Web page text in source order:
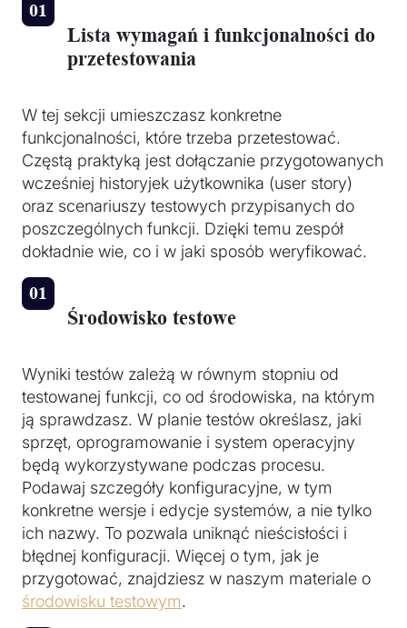
Lista wymagań i funkcjonalności do
przetestowania
W tej sekcji umieszczasz konkretne
funkcjonalności, które trzeba przetestować.
Częstą praktyką jest dołączanie przygotowanych
wcześniej historyjek użytkownika (user story)
oraz scenariuszy testowych przypisanych do
poszczególnych funkcji. Dzięki temu zespół
dokładnie wie, co i w jaki sposób weryfikować.
Środowisko testowe
Wyniki testów zależą w równym stopniu od
testowanej funkcji, co od środowiska, na którym
ją sprawdzasz. W planie testów określasz, jaki
sprzęt, oprogramowanie i system operacyjny
będą wykorzystywane podczas procesu.
Podawaj szczegóły konfiguracyjne, w tym
konkretne wersje i edycje systemów, a nie tylko
ich nazwy. To pozwala uniknąć nieścisłości i
błędnej konfiguracji. Więcej o tym, jak je
przygotować, znajdziesz w naszym materiale o
środowisku testowym.